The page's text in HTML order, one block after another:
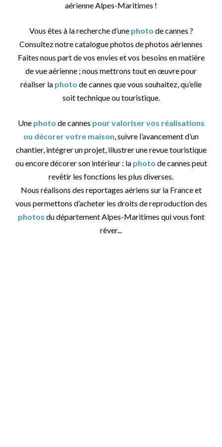
aérienne Alpes-Maritimes !
Vous êtes à la recherche d’une photo de cannes ?
Consultez notre catalogue photos de photos aériennes
Faites nous part de vos envies et vos besoins en matière
de vue aérienne ; nous mettrons tout en œuvre pour
réaliser la photo de cannes que vous souhaitez, qu’elle
soit technique ou touristique.
Une photo de cannes pour valoriser vos réalisations
ou décorer votre maison, suivre l’avancement d’un
chantier, intégrer un projet, illustrer une revue touristique
ou encore décorer son intérieur : la photo de cannes peut
revêtir les fonctions les plus diverses.
Nous réalisons des reportages aériens sur la France et
vous permettons d’acheter les droits de reproduction des
photos du département Alpes-Maritimes qui vous font
rêver...